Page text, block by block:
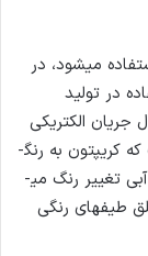
می­شود، در
در تولید
الکتریکی
به رنگ قرمز تغییر پیدا می­کند، این در حالی است که کریپتون به رنگ­
هایی نظیر آبی-سبز، سبز-زرد یا سفید متمایل به آبی تغییر رنگ می­
طیف­های رنگی